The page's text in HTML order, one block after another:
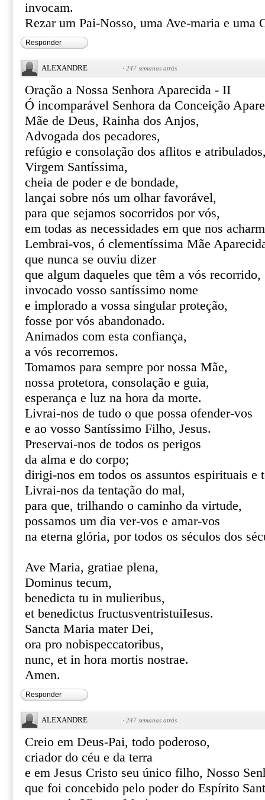
invocam.
Rezar um Pai-Nosso, uma Ave-maria e uma
Responder
ALEXANDRE · 247 semanas atrás
Oração a Nossa Senhora Aparecida - II
Ó incomparável Senhora da Conceição
Mãe de Deus, Rainha dos Anjos,
Advogada dos pecadores,
refúgio e consolação dos aflitos e
Virgem Santíssima,
cheia de poder e de bondade,
lançai sobre nós um olhar favorável,
para que sejamos socorridos por vós,
em todas as necessidades em que nos
Lembrai-vos, ó clementíssima Mãe
que nunca se ouviu dizer
que algum daqueles que têm a vós recorrido,
invocado vosso santíssimo nome
e implorado a vossa singular proteção,
fosse por vós abandonado.
Animados com esta confiança,
a vós recorremos.
Tomamos para sempre por nossa Mãe,
nossa protetora, consolação e guia,
esperança e luz na hora da morte.
Livrai-nos de tudo o que possa ofender-vos
e ao vosso Santíssimo Filho, Jesus.
Preservai-nos de todos os perigos
da alma e do corpo;
dirigi-nos em todos os assuntos espirituais e
Livrai-nos da tentação do mal,
para que, trilhando o caminho da virtude,
possamos um dia ver-vos e amar-vos
na eterna glória, por todos os séculos dos
Ave Maria, gratiae plena,
Dominus tecum,
benedicta tu in mulieribus,
et benedictus fructusventristuiIesus.
Sancta Maria mater Dei,
ora pro nobispeccatoribus,
nunc, et in hora mortis nostrae.
Amen.
Responder
ALEXANDRE · 247 semanas atrás
Creio em Deus-Pai, todo poderoso,
criador do céu e da terra
e em Jesus Cristo seu único filho, Nosso
que foi concebido pelo poder do Espírito